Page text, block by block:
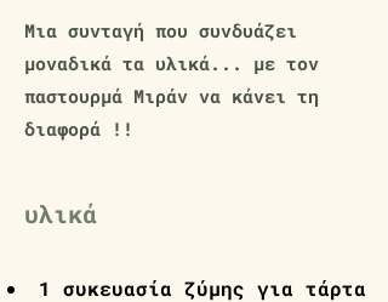
Μια συνταγή που συνδυάζει
μοναδικά τα υλικά... με τον
παστουρμά Μιράν να κάνει τη
διαφορά !!
υλικά
1 συκευασία ζύμης για τάρτα